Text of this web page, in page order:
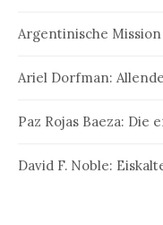
Argentinische Mission
Ariel Dorfman:
Paz Rojas Baeza: Die
David F. Noble: